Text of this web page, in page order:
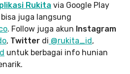
Rukita via Google Play
juga langsung
. Follow juga akun Instagram
, Twitter di @rukita_id,
untuk berbagai info hunian